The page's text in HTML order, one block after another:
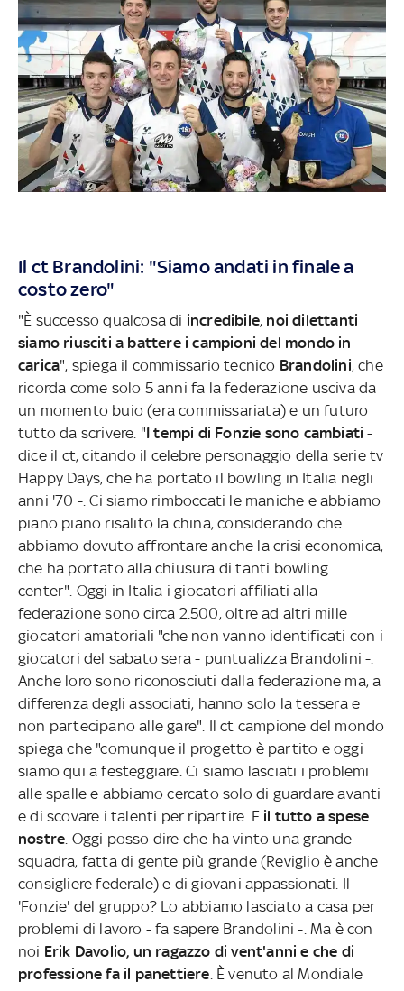
Il ct Brandolini: "Siamo andati in finale a
costo zero"
"È successo qualcosa di incredibile, noi dilettanti
siamo riusciti a battere i campioni del mondo in
carica", spiega il commissario tecnico Brandolini, che
ricorda come solo 5 anni fa la federazione usciva da
un momento buio (era commissariata) e un futuro
tutto da scrivere. "I tempi di Fonzie sono cambiati-
dice il ct, citando il celebre personaggio della serie tv
Happy Days, che ha portato il bowling in Italia negli
anni '70 -. Ci siamo rimboccati le maniche e abbiamo
piano piano risalito la china, considerando che
abbiamo dovuto affrontare anche la crisi economica,
che ha portato alla chiusura di tanti bowling
center". Oggi in Italia i giocatori affiliati alla
federazione sono circa 2.500, oltre ad altri mille
giocatori amatoriali "che non vanno identificati con i
giocatori del sabato sera - puntualizza Brandolini -.
Anche loro sono riconosciuti dalla federazione ma, a
differenza degli associati, hanno solo la tessera e
non partecipano alle gare". Il ct campione del mondo
spiega che "comunque il progetto è partito e oggi
siamo qui a festeggiare. Ci siamo lasciati i problemi
alle spalle e abbiamo cercato solo di guardare avanti
e di scovare i talenti per ripartire. E il tutto a spese
nostre. Oggi posso dire che ha vinto una grande
squadra, fatta di gente più grande (Reviglio è anche
consigliere federale) e di giovani appassionati. Il
'Fonzie' del gruppo? Lo abbiamo lasciato a casa per
problemi di lavoro - fa sapere Brandolini -. Ma è con
noi Erik Davolio, un ragazzo di vent'anni e che di
professione fa il panettiere. È venuto al Mondiale